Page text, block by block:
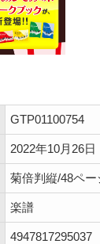
GTP01100754
2022年10月26日
菊倍判縦/48ペー
楽譜
4947817295037